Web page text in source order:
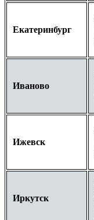
Екатеринбург
Иваново
Ижевск
Иркутск